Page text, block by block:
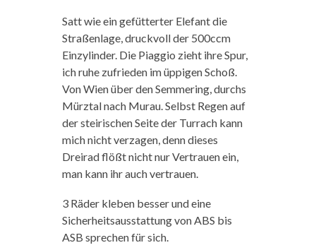
Satt wie ein gefütterter Elefant die
Straßenlage, druckvoll der 500ccm
Einzylinder. Die Piaggio zieht ihre Spur,
ich ruhe zufrieden im üppigen Schoß.
Von Wien über den Semmering, durchs
Mürztal nach Murau. Selbst Regen auf
der steirischen Seite der Turrach kann
mich nicht verzagen, denn dieses
Dreirad flößt nicht nur Vertrauen ein,
man kann ihr auch vertrauen.
3 Räder kleben besser und eine
Sicherheitsausstattung von ABS bis
ASB sprechen für sich.